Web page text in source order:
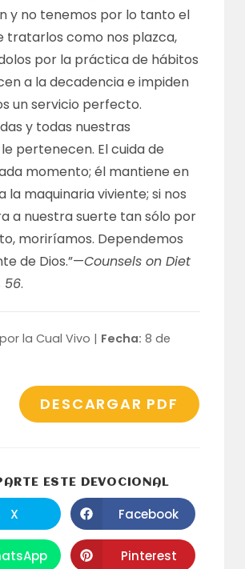
y no tenemos por lo tanto el
tratarlos como nos plazca,
por la práctica de hábitos
a la decadencia e impiden
un servicio perfecto.
y todas nuestras
pertenecen. El cuida de
momento; él mantiene en
la maquinaria viviente; si nos
a nuestra suerte tan sólo por
moriríamos. Dependemos
de Dios.”—Counsels on Diet
56.
la Cual Vivo | Fecha: 8 de
DESCARGAR PDF
ESTE DEVOCIONAL
nueva
X Se
abre
en
una
nueva
Facebook
Se
Pinterest